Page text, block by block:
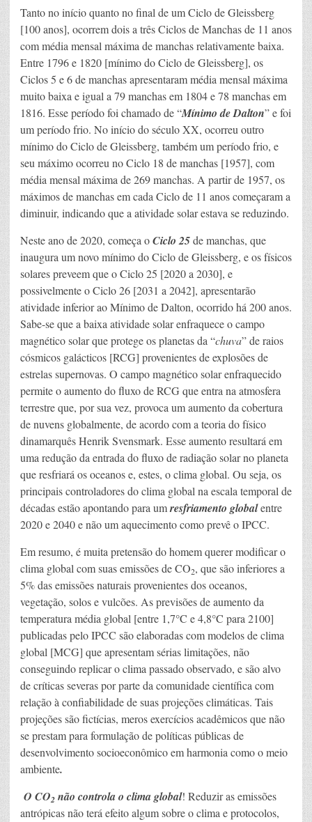
Tanto no início quanto no final de um Ciclo de Gleissberg
[100 anos], ocorrem dois a três Ciclos de Manchas de 11 anos
com média mensal máxima de manchas relativamente baixa.
Entre 1796 e 1820 [mínimo do Ciclo de Gleissberg], os
Ciclos 5 e 6 de manchas apresentaram média mensal máxima
muito baixa e igual a 79 manchas em 1804 e 78 manchas em
1816. Esse período foi chamado de “Mínimo de Dalton” e foi
um período frio. No início do século XX, ocorreu outro
mínimo do Ciclo de Gleissberg, também um período frio, e
seu máximo ocorreu no Ciclo 18 de manchas [1957], com
média mensal máxima de 269 manchas. A partir de 1957, os
máximos de manchas em cada Ciclo de 11 anos começaram a
diminuir, indicando que a atividade solar estava se reduzindo.
Neste ano de 2020, começa oCiclo 25de manchas, que
inaugura um novo mínimo do Ciclo de Gleissberg, e os físicos
solares preveem que o Ciclo 25 [2020 a 2030], e
possivelmente o Ciclo 26 [2031 a 2042], apresentarão
atividade inferior ao Mínimo de Dalton, ocorrido há 200 anos.
Sabe-se que a baixa atividade solar enfraquece o campo
magnético solar que protege os planetas da “chuva” de raios
cósmicos galácticos [RCG] provenientes de explosões de
estrelas supernovas. O campo magnético solar enfraquecido
permite o aumento do fluxo de RCG que entra na atmosfera
terrestre que, por sua vez, provoca um aumento da cobertura
de nuvens globalmente, de acordo com a teoria do físico
dinamarquês Henrik Svensmark. Esse aumento resultará em
uma redução da entrada do fluxo de radiação solar no planeta
que resfriará os oceanos e, estes, o clima global. Ou seja, os
principais controladores do clima global na escala temporal de
décadas estão apontando para umresfriamento globalentre
2020 e 2040 e não um aquecimento como prevê o IPCC.
Em resumo, é muita pretensão do homem querer modificar o
clima global com suas emissões de CO2, que são inferiores a
5% das emissões naturais provenientes dos oceanos,
vegetação, solos e vulcões. As previsões de aumento da
temperatura média global [entre 1,7°C e 4,8°C para 2100]
publicadas pelo IPCC são elaboradas com modelos de clima
global [MCG] que apresentam sérias limitações, não
conseguindo replicar o clima passado observado, e são alvo
de críticas severas por parte da comunidade científica com
relação à confiabilidade de suas projeções climáticas. Tais
projeções são fictícias, meros exercícios acadêmicos que não
se prestam para formulação de políticas públicas de
desenvolvimento socioeconômico em harmonia como o meio
ambiente.
O CO2 não controla o clima global! Reduzir as emissões
antrópicas não terá efeito algum sobre o clima e protocolos,